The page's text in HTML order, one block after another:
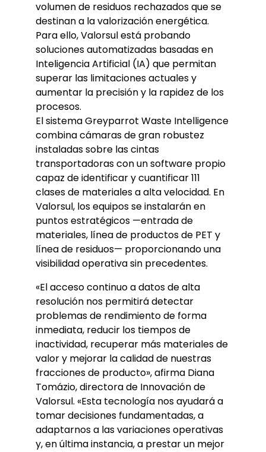
volumen de residuos rechazados que se
destinan a la valorización energética.
Para ello, Valorsul está probando
soluciones automatizadas basadas en
Inteligencia Artificial (IA) que permitan
superar las limitaciones actuales y
aumentar la precisión y la rapidez de los
procesos.
El sistema Greyparrot Waste Intelligence
combina cámaras de gran robustez
instaladas sobre las cintas
transportadoras con un software propio
capaz de identificar y cuantificar 111
clases de materiales a alta velocidad. En
Valorsul, los equipos se instalarán en
puntos estratégicos —entrada de
materiales, línea de productos de PET y
línea de residuos— proporcionando una
visibilidad operativa sin precedentes.
«El acceso continuo a datos de alta
resolución nos permitirá detectar
problemas de rendimiento de forma
inmediata, reducir los tiempos de
inactividad, recuperar más materiales de
valor y mejorar la calidad de nuestras
fracciones de producto», afirma Diana
Tomázio, directora de Innovación de
Valorsul. «Esta tecnología nos ayudará a
tomar decisiones fundamentadas, a
adaptarnos a las variaciones operativas
y, en última instancia, a prestar un mejor